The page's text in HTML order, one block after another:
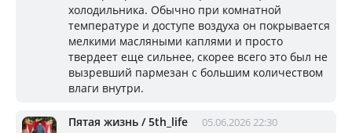
холодильника. Обычно при комнатной
температуре и доступе воздуха он покрывается
мелкими масляными каплями и просто
твердеет еще сильнее, скорее всего это был не
вызревший пармезан с большим количеством
влаги внутри.
Пятая жизнь / 5th_life 05.06.2026 22:30